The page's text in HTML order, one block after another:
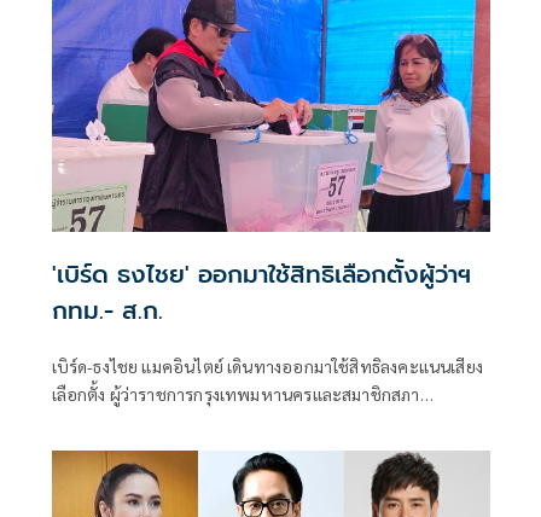
'เบิร์ด ธงไชย' ออกมาใช้สิทธิเลือกตั้งผู้ว่าฯ
กทม.- ส.ก.
เบิร์ด-ธงไชย แมคอินไตย์ เดินทางออกมาใช้สิทธิลงคะแนนเสียง
เลือกตั้ง ผู้ว่าราชการกรุงเทพมหานครและสมาชิกสภา
เขตพระโขนง กรุงเทพฯ เต็นท์บริเวณชุมชนหมู่บ้านสุขใจ ซอย
วชิรธรรมสาธิต 43 โดยมีประชาชนที่ทยอยเดินทางออกมาใช้
สิทธิลงคะแนนเสียงเลือกตั้งกันอย่างต่อเนื่อง